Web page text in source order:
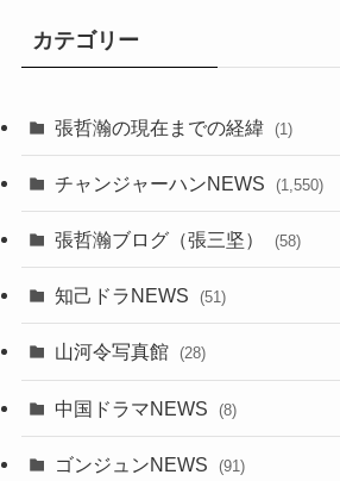
カテゴリー
張哲瀚の現在までの経緯 (1)
チャンジャーハンNEWS (1,550)
(7)
(29)
張哲瀚ブログ（張三坚） (58)
知己ドラNEWS (51)
(42)
(5)
山河令写真館 (28)
(17)
中国ドラマNEWS (8)
(1)
ゴンジュンNEWS (91)